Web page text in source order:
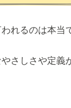
れるのは本当
さしさや定義